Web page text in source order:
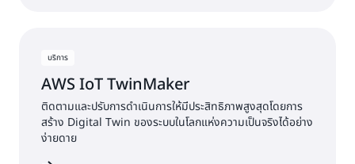
บริการ
AWS IoT TwinMaker
ติดตามและปรับการดำเนินการให้มีประสิทธิภาพสูงสุดโดยการ
สร้าง Digital Twin ของระบบในโลกแห่งความเป็นจริงได้อย่าง
ง่ายดาย